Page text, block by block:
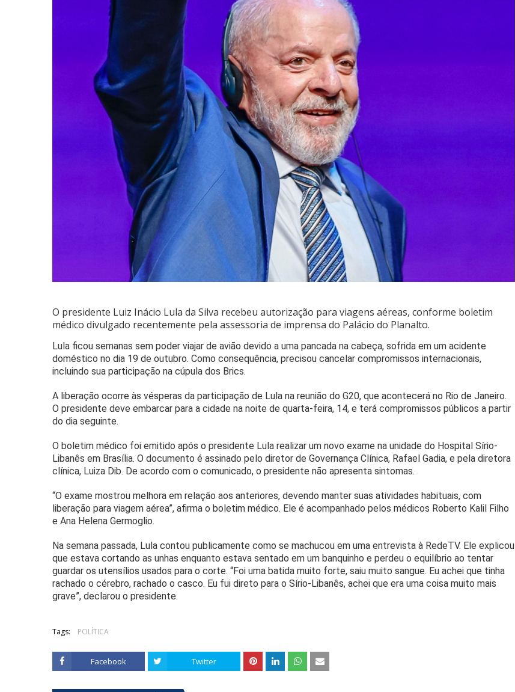
O presidente Luiz Inácio Lula da Silva recebeu autorização para viagens aéreas, conforme boletim
médico divulgado recentemente pela assessoria de imprensa do Palácio do Planalto.
Lula ficou semanas sem poder viajar de avião devido a uma pancada na cabeça, sofrida em um acidente
doméstico no dia 19 de outubro. Como consequência, precisou cancelar compromissos internacionais,
incluindo sua participação na cúpula dos Brics.
A liberação ocorre às vésperas da participação de Lula na reunião do G20, que acontecerá no Rio de Janeiro.
O presidente deve embarcar para a cidade na noite de quarta-feira, 14, e terá compromissos públicos a partir
do dia seguinte.
O boletim médico foi emitido após o presidente Lula realizar um novo exame na unidade do Hospital Sírio-
Libanês em Brasília. O documento é assinado pelo diretor de Governança Clínica, Rafael Gadia, e pela diretora
clínica, Luiza Dib. De acordo com o comunicado, o presidente não apresenta sintomas.
“O exame mostrou melhora em relação aos anteriores, devendo manter suas atividades habituais, com
liberação para viagem aérea”, afirma o boletim médico. Ele é acompanhado pelos médicos Roberto Kalil Filho
e Ana Helena Germoglio.
Na semana passada, Lula contou publicamente como se machucou em uma entrevista à RedeTV. Ele explicou
que estava cortando as unhas enquanto estava sentado em um banquinho e perdeu o equilíbrio ao tentar
guardar os utensílios usados para o corte. “Foi uma batida muito forte, saiu muito sangue. Eu achei que tinha
rachado o cérebro, rachado o casco. Eu fui direto para o Sírio-Libanês, achei que era uma coisa muito mais
grave”, declarou o presidente.
Tags: POLÍTICA
Facebook Twitter